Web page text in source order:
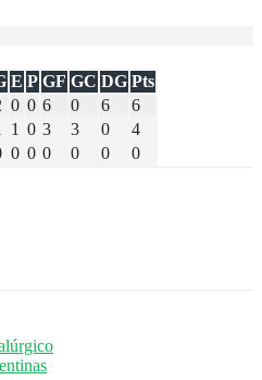
E P GF GC DG Pts
0 0 6 0 6
6
1 0 3 3 0
4
0 0 0 0 0 0